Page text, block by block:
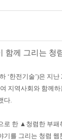
함께 그리는 청
‘한전기술’)은 지난
지역사회와 함께하
다.
로 한 ▲청렴한 부패
를 그리는 청렴 웹